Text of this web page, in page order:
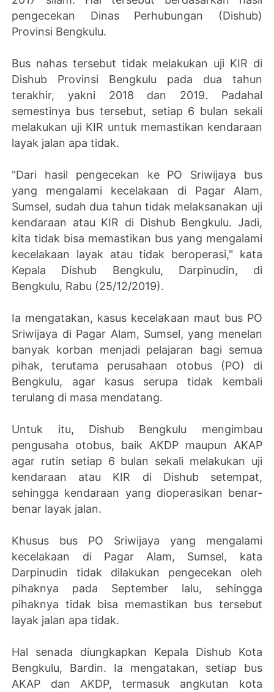
pengecekan Dinas Perhubungan (Dishub)
Provinsi Bengkulu.
Bus nahas tersebut tidak melakukan uji KIR di
Dishub Provinsi Bengkulu pada dua tahun
terakhir, yakni 2018 dan 2019. Padahal
semestinya bus tersebut, setiap 6 bulan sekali
melakukan uji KIR untuk memastikan kendaraan
layak jalan apa tidak.
"Dari hasil pengecekan ke PO Sriwijaya bus
yang mengalami kecelakaan di Pagar Alam,
Sumsel, sudah dua tahun tidak melaksanakan uji
kendaraan atau KIR di Dishub Bengkulu. Jadi,
kita tidak bisa memastikan bus yang mengalami
kecelakaan layak atau tidak beroperasi," kata
Kepala Dishub Bengkulu, Darpinudin, di
Bengkulu, Rabu (25/12/2019).
Ia mengatakan, kasus kecelakaan maut bus PO
Sriwijaya di Pagar Alam, Sumsel, yang menelan
banyak korban menjadi pelajaran bagi semua
pihak, terutama perusahaan otobus (PO) di
Bengkulu, agar kasus serupa tidak kembali
terulang di masa mendatang.
Untuk itu, Dishub Bengkulu mengimbau
pengusaha otobus, baik AKDP maupun AKAP
agar rutin setiap 6 bulan sekali melakukan uji
kendaraan atau KIR di Dishub setempat,
sehingga kendaraan yang dioperasikan benar-
benar layak jalan.
Khusus bus PO Sriwijaya yang mengalami
kecelakaan di Pagar Alam, Sumsel, kata
Darpinudin tidak dilakukan pengecekan oleh
pihaknya pada September lalu, sehingga
pihaknya tidak bisa memastikan bus tersebut
layak jalan apa tidak.
Hal senada diungkapkan Kepala Dishub Kota
Bengkulu, Bardin. Ia mengatakan, setiap bus
AKAP dan AKDP, termasuk angkutan kota